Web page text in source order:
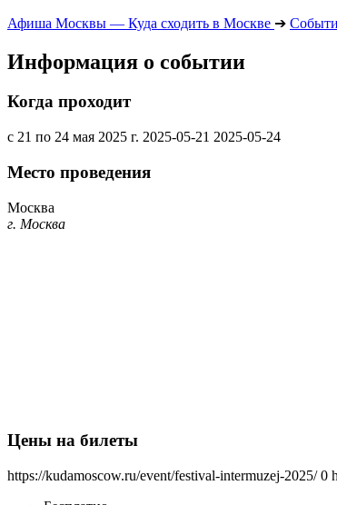
Афиша Москвы — Куда сходить в Москве ➔
Информация о событии
Когда проходит
с 21 по 24 мая 2025 г. 2025-05-21 2025-05-24
Место проведения
Москва
г. Москва
Цены на билеты
https://kudamoscow.ru/event/festival-intermuzej-2025/ 0